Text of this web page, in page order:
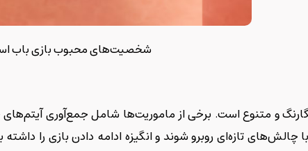
شخصیت‌های محبوب بازی باب
و متنوع است. برخی از ماموریت‌ها شامل جمع‌آوری
چالش‌های تازه‌ای روبرو شوند و انگیزه ادامه دادن بازی را